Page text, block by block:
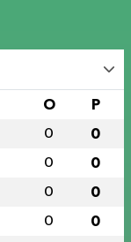
O P
0 0
0 0
0 0
0 0